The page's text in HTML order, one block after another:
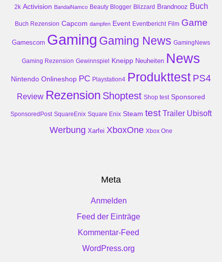
2k Activision BandaiNamco Beauty Blogger Blizzard Brandnooz Buch
Buch Rezension Capcom dampfen Event Eventbericht Film Game
Gamescom Gaming Gaming News GamingNews
Gaming Rezension Gewinnspiel Kneipp Neuheiten News
Nintendo Onlineshop PC Playstation4 Produkttest PS4
Review Rezension Shoptest Shop test Sponsored
SponsoredPost SquareEnix Square Enix Steam test Trailer Ubisoft
Werbung Xarfei XboxOne Xbox One
Meta
Anmelden
Feed der Einträge
Kommentar-Feed
WordPress.org